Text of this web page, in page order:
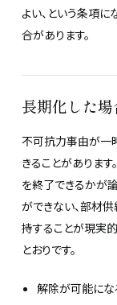
よい、という条項に
合があります。
長期化した
不可抗力事由が一
きることがありま
を終了できるかが
ができない、部材
持することが現実
とおりです。
解除が可能に